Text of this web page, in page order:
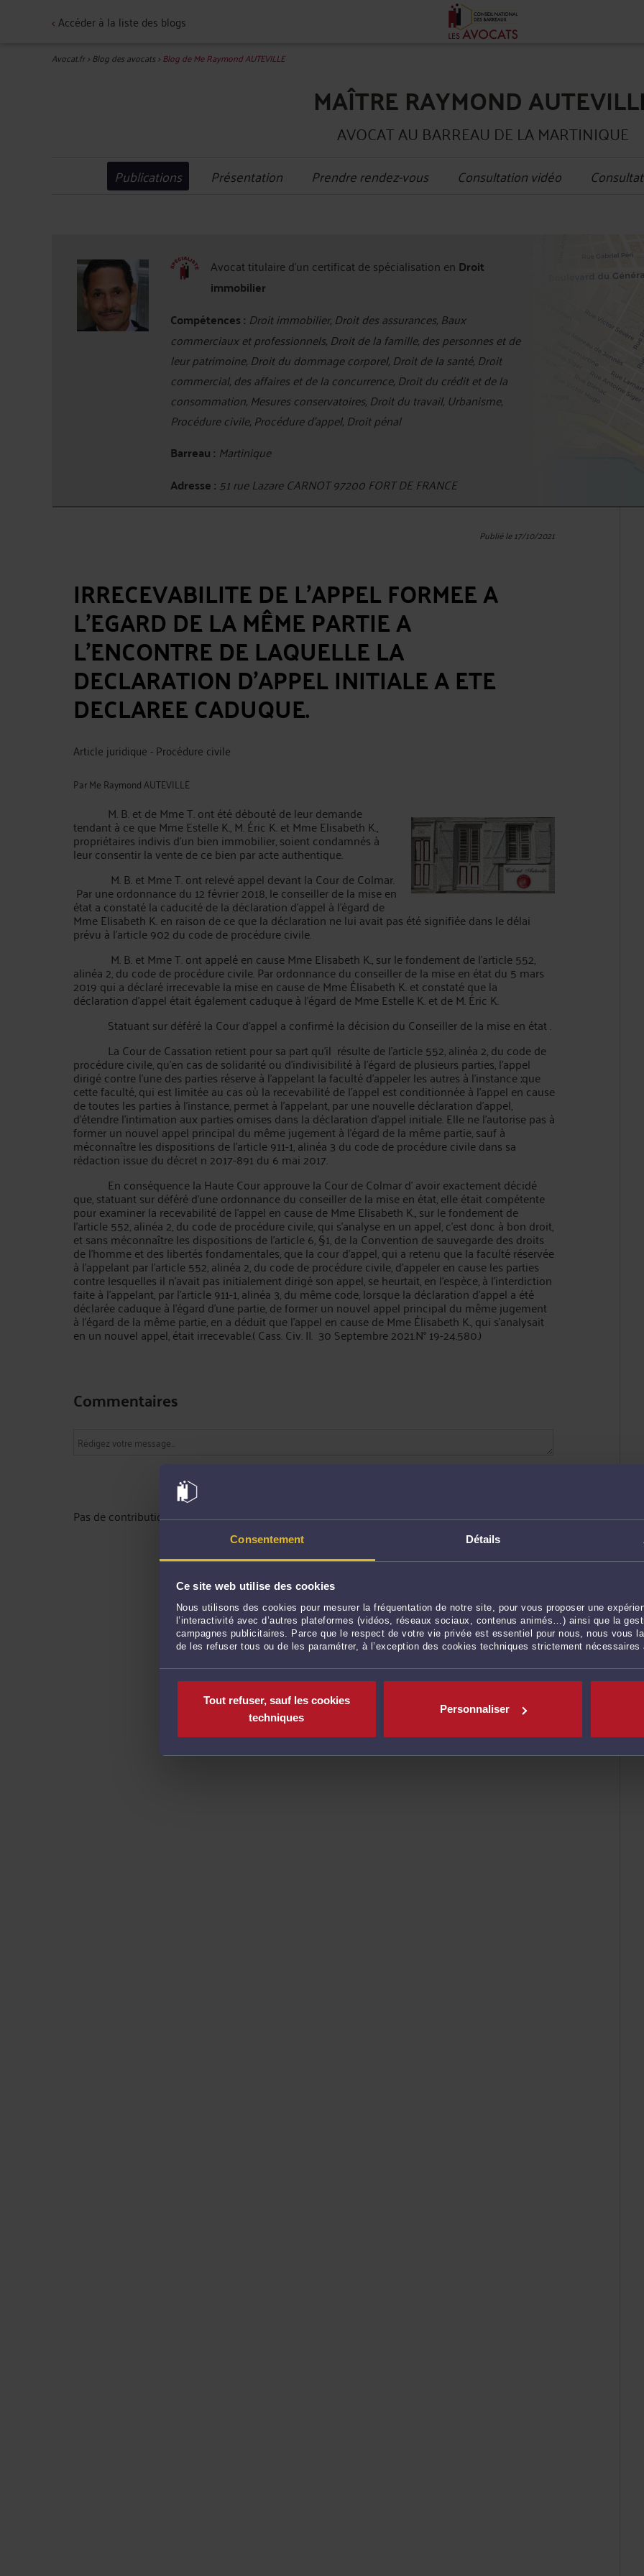
Consentement Détails
Ce site web utilise des cookies
Nous utilisons des cookies pour mesurer la fréquentation de notre site, pour vous proposer une
l’interactivité avec d’autres plateformes (vidéos, réseaux sociaux, contenus animés…) ainsi que la
campagnes publicitaires. Parce que le respect de votre vie privée est essentiel pour nous, nous vous
de les refuser tous ou de les paramétrer, à l’exception des cookies techniques strictement nécessaires
Tout refuser, sauf les cookies
techniques
Personnaliser
<Accéder à la liste des blogs
Avocat.fr>Blog des avocats>Blog de Me Raymond AUTEVILLE
MAÎTRE RAYMOND
AVOCAT AU BARREAU DE LA MARTINIQUE
Publications Présentation Prendre rendez-vous Consultation vidéo
Avocat titulaire d'un certificat de spécialisation en Droit
immobilier
Compétences : Droit immobilier, Droit des assurances, Baux
commerciaux et professionnels, Droit de la famille, des personnes et de
leur patrimoine, Droit du dommage corporel, Droit de la santé, Droit
commercial, des affaires et de la concurrence, Droit du crédit et de la
consommation, Mesures conservatoires, Droit du travail, Urbanisme,
Procédure civile, Procédure d'appel, Droit pénal
Barreau : Martinique
Adresse : 51 rue Lazare CARNOT 97200 FORT DE FRANCE
Publié le 17/10/2021
IRRECEVABILITE DE L’APPEL FORMEE A
L’EGARD DE LA MÊME PARTIE A
L’ENCONTRE DE LAQUELLE LA
DECLARATION D’APPEL INITIALE A ETE
DECLAREE CADUQUE.
Article juridique - Procédure civile
ParMe Raymond AUTEVILLE
M. B. et de Mme T. ont été débouté de leur demande
tendant à ce que Mme Estelle K., M. Éric K. et Mme Elisabeth K.,
propriétaires indivis d’un bien immobilier, soient condamnés à
leur consentir la vente de ce bien par acte authentique.
M. B. et Mme T. ont relevé appel devant la Cour de Colmar.
Par une ordonnance du 12 février 2018, le conseiller de la mise en
état a constaté la caducité de la déclaration d’appel à l’égard de
Mme Elisabeth K. en raison de ce que la déclaration ne lui avait pas été signifiée dans le délai
prévu à l’article 902 du code de procédure civile.
M. B. et Mme T. ont appelé en cause Mme Elisabeth K., sur le fondement de l’article 552,
alinéa 2, du code de procédure civile. Par ordonnance du conseiller de la mise en état du 5 mars
2019 qui a déclaré irrecevable la mise en cause de Mme Élisabeth K. et constaté que la
déclaration d’appel était également caduque à l’égard de Mme Estelle K. et de M. Éric K.
Statuant sur déféré la Cour d’appel a confirmé la décision du Conseiller de la mise en état .
La Cour de Cassation retient pour sa part qu’il résulte de l’article 552, alinéa 2, du code de
procédure civile, qu’en cas de solidarité ou d'indivisibilité à l'égard de plusieurs parties, l'appel
dirigé contre l'une des parties réserve à l'appelant la faculté d'appeler les autres à l'instance ;que
cette faculté, qui est limitée au cas où la recevabilité de l’appel est conditionnée à l’appel en cause
de toutes les parties à l’instance, permet à l’appelant, par une nouvelle déclaration d’appel,
d’étendre l’intimation aux parties omises dans la déclaration d’appel initiale. Elle ne l’autorise pas à
former un nouvel appel principal du même jugement à l’égard de la même partie, sauf à
méconnaître les dispositions de l’article 911-1, alinéa 3 du code de procédure civile dans sa
rédaction issue du décret n 2017-891 du 6 mai 2017.
En conséquence la Haute Cour approuve la Cour de Colmar d’ avoir exactement décidé
que, statuant sur déféré d’une ordonnance du conseiller de la mise en état, elle était compétente
pour examiner la recevabilité de l’appel en cause de Mme Elisabeth K., sur le fondement de
l’article 552, alinéa 2, du code de procédure civile, qui s’analyse en un appel, c’est donc à bon droit,
et sans méconnaître les dispositions de l’article 6, §1, de la Convention de sauvegarde des droits
de l’homme et des libertés fondamentales, que la cour d’appel, qui a retenu que la faculté réservée
à l’appelant par l’article 552, alinéa 2, du code de procédure civile, d’appeler en cause les parties
contre lesquelles il n’avait pas initialement dirigé son appel, se heurtait, en l’espèce, à l’interdiction
faite à l’appelant, par l’article 911-1, alinéa 3, du même code, lorsque la déclaration d’appel a été
déclarée caduque à l’égard d’une partie, de former un nouvel appel principal du même jugement
à l’égard de la même partie, en a déduit que l’appel en cause de Mme Élisabeth K., qui s’analysait
en un nouvel appel, était irrecevable.( Cass. Civ. II. 30 Septembre 2021.N° 19-24.580.)
Commentaires
Pas de contribution, soyez le premier